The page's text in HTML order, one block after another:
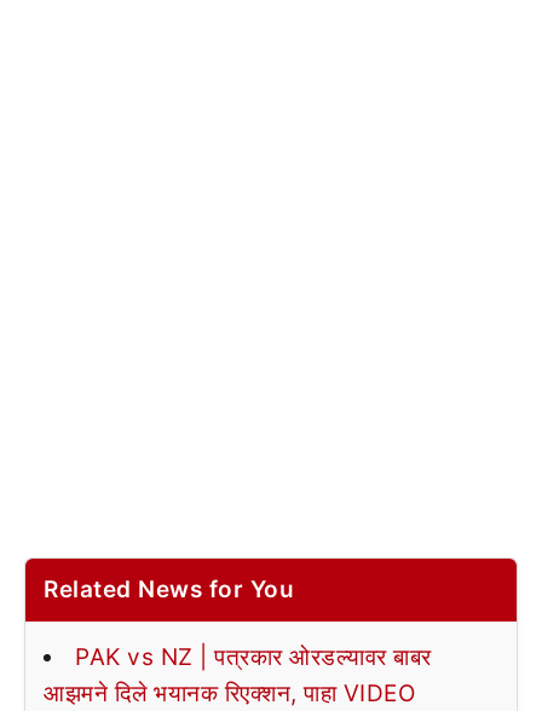
Related News for You
PAK vs NZ | पत्रकार ओरडल्यावर बाबर
आझमने दिले भयानक रिएक्शन, पाहा VIDEO